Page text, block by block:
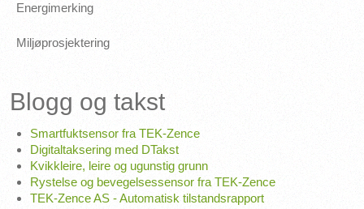
Energimerking
Miljøprosjektering
Blogg og takst
Smartfuktsensor fra TEK-Zence
Digitaltaksering med DTakst
Kvikkleire, leire og ugunstig grunn
Rystelse og bevegelsessensor fra TEK-Zence
TEK-Zence AS - Automatisk tilstandsrapport